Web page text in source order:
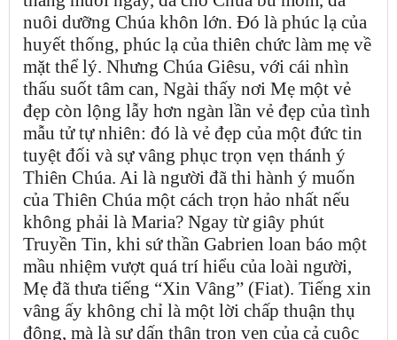
nuôi dưỡng Chúa khôn lớn. Đó là phúc lạ của
huyết thống, phúc lạ của thiên chức làm mẹ về
mặt thể lý. Nhưng Chúa Giêsu, với cái nhìn
thấu suốt tâm can, Ngài thấy nơi Mẹ một vẻ
đẹp còn lộng lẫy hơn ngàn lần vẻ đẹp của tình
mẫu tử tự nhiên: đó là vẻ đẹp của một đức tin
tuyệt đối và sự vâng phục trọn vẹn thánh ý
Thiên Chúa. Ai là người đã thi hành ý muốn
của Thiên Chúa một cách trọn hảo nhất nếu
không phải là Maria? Ngay từ giây phút
Truyền Tin, khi sứ thần Gabrien loan báo một
mầu nhiệm vượt quá trí hiểu của loài người,
Mẹ đã thưa tiếng “Xin Vâng” (Fiat). Tiếng xin
vâng ấy không chỉ là một lời chấp thuận thụ
động, mà là sự dấn thân trọn vẹn của cả cuộc